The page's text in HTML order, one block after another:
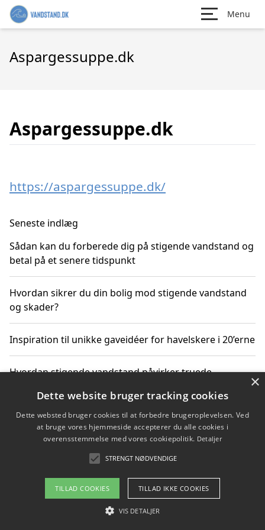
Menu
Aspargessuppe.dk
Aspargessuppe.dk
https://aspargessuppe.dk/
Seneste indlæg
Sådan kan du forberede dig på stigende vandstand og
betal på et senere tidspunkt
Hvordan sikrer du din bolig mod stigende vandstand
og skader?
Inspiration til unikke gaveidéer for havelskere i 20’erne
Hvordan stigende vandstand påvirker truede
Sådan vælger du de bedste vandrerygsække til
vandreture i Danmark
Copyright 2026 - Pilanto Aps
Om / kontakt
×
Dette website bruger tracking cookies
Dette websted bruger cookies til at forbedre brugeroplevelsen. Ved
at bruge vores hjemmeside accepterer du alle cookies i
overensstemmelse med vores cookiepolitik. Detaljer
STRENGT NØDVENDIGE
TILLAD COOKIES TILLAD IKKE COOKIES
VIS DETALJER